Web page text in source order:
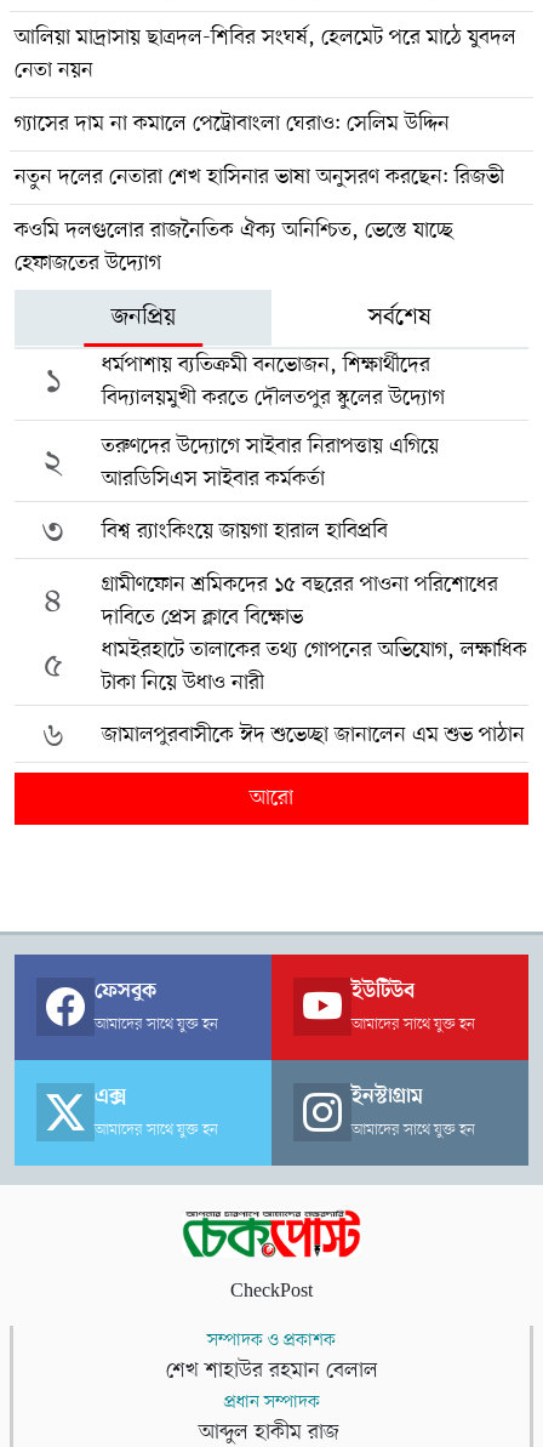
আলিয়া মাদ্রাসায় ছাত্রদল-শিবির সংঘর্ষ, হেলমেট পরে মাঠে যুবদল
নেতা নয়ন
গ্যাসের দাম না কমালে পেট্রোবাংলা ঘেরাও: সেলিম উদ্দিন
নতুন দলের নেতারা শেখ হাসিনার ভাষা অনুসরণ করছেন: রিজভী
কওমি দলগুলোর রাজনৈতিক ঐক্য অনিশ্চিত, ভেস্তে যাচ্ছে
হেফাজতের উদ্যোগ
জনপ্রিয় সর্বশেষ
১
ধর্মপাশায় ব্যতিক্রমী বনভোজন, শিক্ষার্থীদের
বিদ্যালয়মুখী করতে দৌলতপুর স্কুলের উদ্যোগ
২
তরুণদের উদ্যোগে সাইবার নিরাপত্তায় এগিয়ে
আরডিসিএস সাইবার কর্মকর্তা
৩ বিশ্ব র‍্যাংকিংয়ে জায়গা হারাল হাবিপ্রবি
৪
গ্রামীণফোন শ্রমিকদের ১৫ বছরের পাওনা পরিশোধের
দাবিতে প্রেস ক্লাবে বিক্ষোভ
৫
ধামইরহাটে তালাকের তথ্য গোপনের অভিযোগ, লক্ষাধিক
টাকা নিয়ে উধাও নারী
৬ জামালপুরবাসীকে ঈদ শুভেচ্ছা জানালেন এম শুভ পাঠান
আরো
ফেসবুক
আমাদের সাথে যুক্ত হন
ইউটিউব
আমাদের সাথে যুক্ত হন
এক্স
আমাদের সাথে যুক্ত হন
ইনস্টাগ্রাম
আমাদের সাথে যুক্ত হন
CheckPost
সম্পাদক ও প্রকাশক
শেখ শাহাউর রহমান বেলাল
প্রধান সম্পাদক
আব্দুল হাকীম রাজ